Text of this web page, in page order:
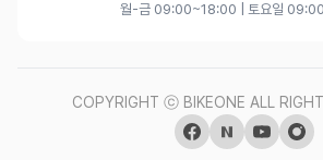
월-금 09:00~18:00 | 토요일
COPYRIGHT ⓒ BIKEONE ALL